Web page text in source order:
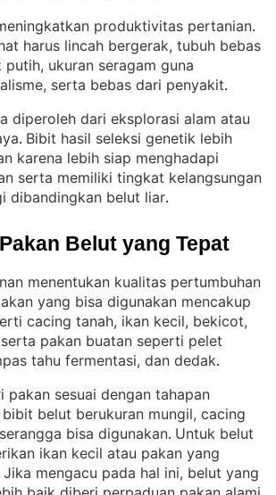
produktivitas pertanian
harus lincah bergerak, tubuh bebas
ukuran seragam guna
serta bebas dari penyakit.
diperoleh dari eksplorasi alam atau
. Bibit hasil seleksi genetik lebih
karena lebih siap menghadapi
serta memiliki tingkat kelangsungan
dibandingkan belut liar.
Belut yang Tepat
menentukan kualitas pertumbuhan
yang bisa digunakan mencakup
cacing tanah, ikan kecil, bekicot,
pakan buatan seperti pelet
tahu fermentasi, dan dedak.
pakan sesuai dengan tahapan
belut berukuran mungil, cacing
bisa digunakan. Untuk belut
ikan kecil atau pakan yang
Jika mengacu pada hal ini, belut yang